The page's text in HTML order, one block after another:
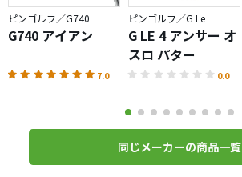
ピンゴルフ／G740
G740 アイアン
7.0
ピンゴルフ／G Le
G LE 4 アンサー オ
スロ パター
0.0
同じメーカーの商品一覧